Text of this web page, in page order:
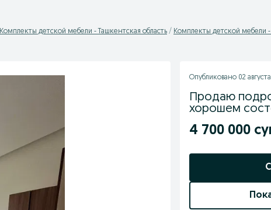
Комплекты детской мебели - Ташкентская область Комплекты детской мебели
Опубликовано 02
Продаю
хорошем
4 700 000